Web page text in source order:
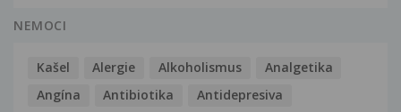
NEMOCI
Kašel Alergie Alkoholismus
Analgetika
Angína
Antibiotika
Antidepresiva